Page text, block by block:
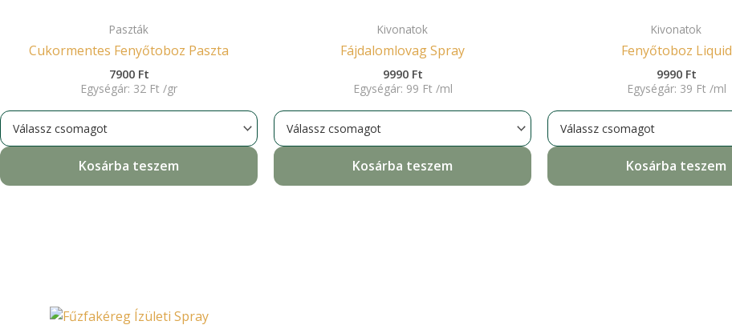
Paszták
Cukormentes Fenyőtoboz Paszta
7900 Ft
Egységár: 32 Ft /gr
Kosárba teszem
Kivonatok
Fájdalomlovag Spray
9990 Ft
Egységár: 99 Ft /ml
Kosárba teszem
Kivonatok
Fenyőtoboz Liquid
9990 Ft
Egységár: 39 Ft /ml
Kosárba teszem